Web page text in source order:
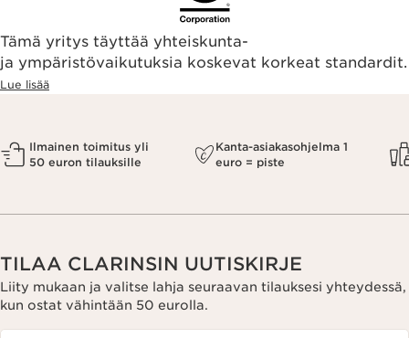
Tämä yritys täyttää yhteiskunta-
ja ympäristövaikutuksia koskevat korkeat standardit.
Lue lisää
Ilmainen toimitus yli
50 euron tilauksille
Kanta-asiakasohjelma 1
euro = piste
TILAA CLARINSIN UUTISKIRJE
Liity mukaan ja valitse lahja seuraavan tilauksesi yhteydessä,
kun ostat vähintään 50 eurolla.